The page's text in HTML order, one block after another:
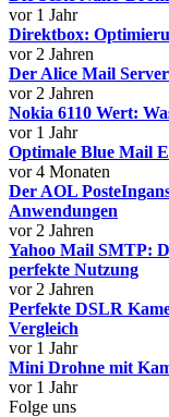
vor 1 Jahr
Direktbox:
vor 2 Jahren
Der Alice Mail
vor 2 Jahren
Nokia 6110 Wert:
vor 1 Jahr
Optimale Blue Mail
vor 4 Monaten
Der AOL
Anwendungen
vor 2 Jahren
Yahoo Mail SMTP:
perfekte Nutzung
vor 2 Jahren
Perfekte DSLR
Vergleich
vor 1 Jahr
Mini Drohne mit
vor 1 Jahr
Folge uns